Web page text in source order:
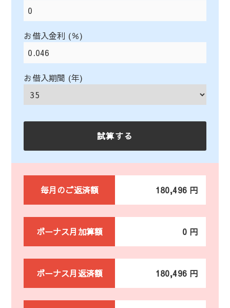
お借入金利 (％)
お借入期間 (年)
毎月のご返済額 180,496 円
ボーナス月加算額 0 円
ボーナス月返済額 180,496 円